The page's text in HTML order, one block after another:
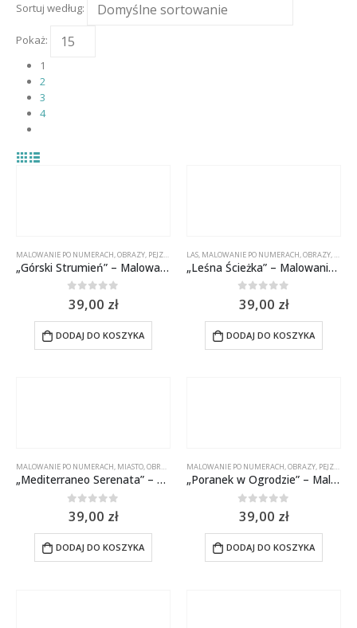
Sortuj według:
Pokaż:
1
2
3
4
MALOWANIE PO NUMERACH OBRAZY PEJZAŻE
„Górski Strumień” – Malowanie po numerach 50×40 cm
0 out of 5
39,00 zł
DODAJ DO KOSZYKA
LAS MALOWANIE PO NUMERACH OBRAZY
„Leśna Ścieżka” – Malowanie po numerach 50×40 cm
0 out of 5
39,00 zł
DODAJ DO KOSZYKA
MALOWANIE PO NUMERACH, MIASTO,OBRAZY PEJZAŻE
„Mediterraneo Serenata” – Malowanie po numerach 50×40 cm
0out of 5
39,00 zł
DODAJ DO KOSZYKA
MALOWANIE PO NUMERACH,OBRAZY, PEJZAŻE
„Poranek w Ogrodzie” – Malowanie po numerach 50×40 cm
0out of 5
39,00 zł
DODAJ DO KOSZYKA